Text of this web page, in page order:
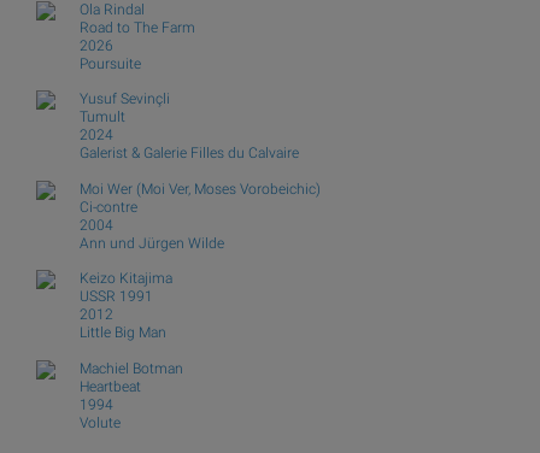
Ola Rindal
Road to The Farm
2026
Poursuite
Yusuf Sevinçli
Tumult
2024
Galerist & Galerie Filles du Calvaire
Moi Wer (Moi Ver, Moses Vorobeichic)
Ci-contre
2004
Ann und Jürgen Wilde
Keizo Kitajima
USSR 1991
2012
Little Big Man
Machiel Botman
Heartbeat
1994
Volute